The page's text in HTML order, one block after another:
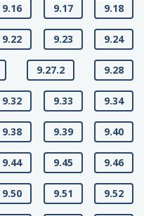
9.16 9.17 9.18
9.22 9.23 9.24
9.27.2 9.28
9.32 9.33 9.34
9.38 9.39 9.40
9.44 9.45 9.46
9.50 9.51 9.52